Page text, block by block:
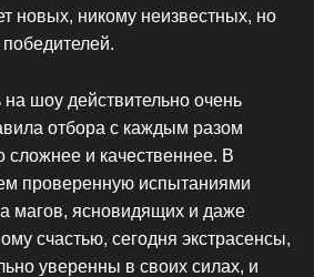
новых, никому неизвестных, но
шоу действительно очень
отбора с каждым разом
сложнее и качественнее. В
проверенную испытаниями
магов, ясновидящих и даже
счастью, сегодня экстрасенсы,
уверенны в своих силах, и